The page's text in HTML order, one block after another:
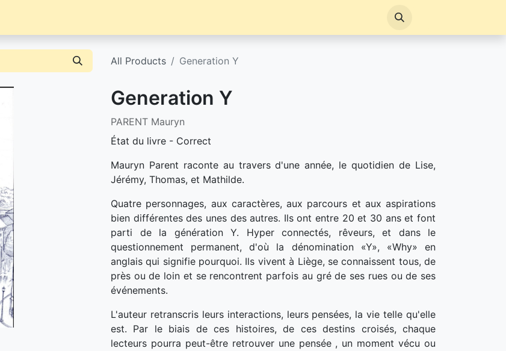
All Products Generation Y
Generation Y
PARENT Mauryn
État du livre - Correct
Mauryn Parent raconte au travers d'une année, le quotidien de Lise,
Jérémy, Thomas, et Mathilde.
Quatre personnages, aux caractères, aux parcours et aux aspirations
bien différentes des unes des autres. Ils ont entre 20 et 30 ans et font
parti de la génération Y. Hyper connectés, rêveurs, et dans le
questionnement permanent, d'où la dénomination «Y», «Why» en
anglais qui signifie pourquoi. Ils vivent à Liège, se connaissent tous, de
près ou de loin et se rencontrent parfois au gré de ses rues ou de ses
événements.
L'auteur retranscris leurs interactions, leurs pensées, la vie telle qu'elle
est. Par le biais de ces histoires, de ces destins croisés, chaque
lecteurs pourra peut-être retrouver une pensée , un moment vécu ou